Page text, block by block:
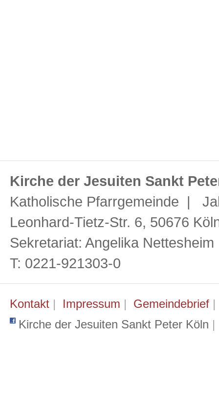
Kirche der Jesuiten Sankt
Katholische Pfarrgemeinde |
Leonhard-Tietz-Str. 6, 50676
Sekretariat: Angelika
T: 0221-921303-0
Kontakt | Impressum | Gemeindebrief
Kirche der Jesuiten Sankt Peter Köln